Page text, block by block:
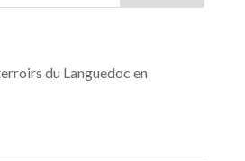
du Languedoc en